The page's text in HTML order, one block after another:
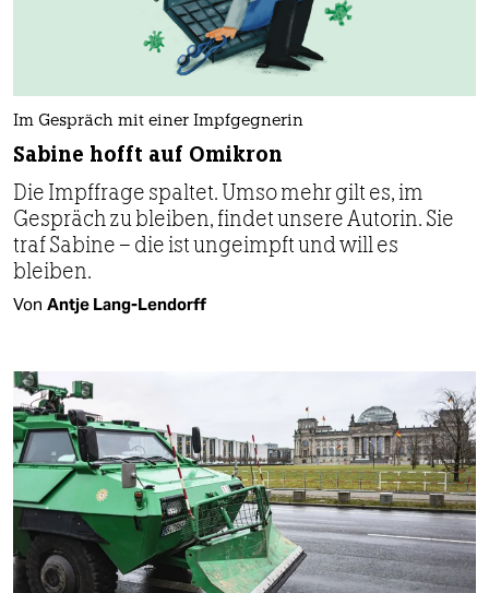
Im Gespräch mit einer Impfgegnerin
Sabine hofft auf Omikron
Die Impffrage spaltet. Umso mehr gilt es, im
Gespräch zu bleiben, findet unsere Autorin. Sie
traf Sabine – die ist ungeimpft und will es
bleiben.
Von Antje Lang-Lendorff